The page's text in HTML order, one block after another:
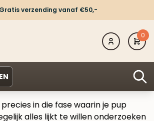
Gratis verzending vanaf €50,-
0
in die fase waarin je pup
alles lijkt te willen onderzoeken